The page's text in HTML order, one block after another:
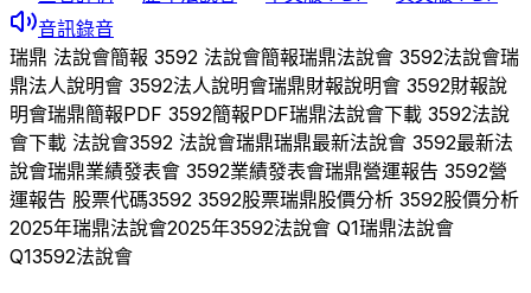
音訊錄音
瑞鼎 法說會簡報 3592 法說會簡報瑞鼎法說會 3592法說會瑞
鼎法人說明會 3592法人說明會瑞鼎財報說明會 3592財報說
明會瑞鼎簡報PDF 3592簡報PDF瑞鼎法說會下載 3592法說
會下載 法說會3592 法說會瑞鼎瑞鼎最新法說會 3592最新法
說會瑞鼎業績發表會 3592業績發表會瑞鼎營運報告 3592營
運報告 股票代碼3592 3592股票瑞鼎股價分析 3592股價分析
2025年瑞鼎法說會2025年3592法說會 Q1瑞鼎法說會
Q13592法說會